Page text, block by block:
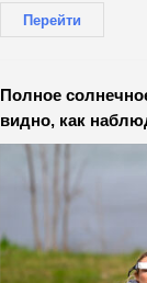
Перейти
Полное
видно, как